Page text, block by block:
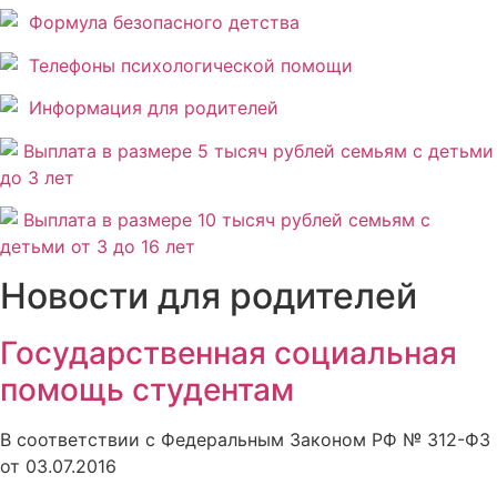
Формула безопасного детства
Телефоны психологической помощи
Информация для родителей
Выплата в размере 5 тысяч рублей семьям с детьми
до 3 лет
Выплата в размере 10 тысяч рублей семьям с
детьми от 3 до 16 лет
Новости для родителей
Государственная социальная
помощь студентам
В соответствии с Федеральным Законом РФ № 312-ФЗ
от 03.07.2016